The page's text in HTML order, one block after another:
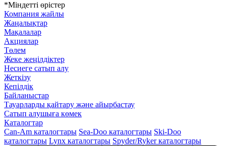
*Міндетті өрістер
Компания жайлы
Жаңалықтар
Мақалалар
Акциялар
Төлем
Жеке жеңілдіктер
Несиеге сатып алу
Жеткізу
Кепілдік
Байланыстар
Тауарларды қайтару және айырбастау
Сатып алушыға көмек
Каталогтар
Can-Am каталогтары Sea-Doo каталогтары Ski-Doo
каталогтары Lynx каталогтары Spyder/Ryker каталогтары